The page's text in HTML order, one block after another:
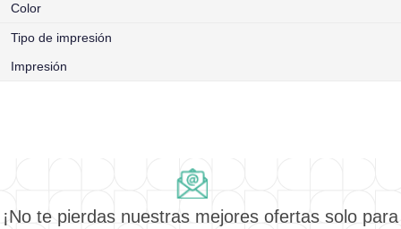
Color
Tipo de impresión
Impresión
¡No te pierdas nuestras mejores ofertas solo para